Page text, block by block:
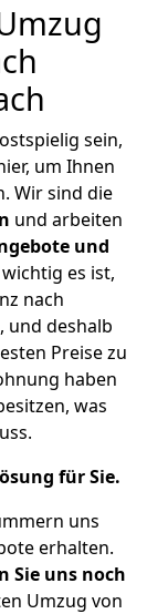
sein,
um Ihnen
Wir sind die
und arbeiten
und
es ist,
nach
und deshalb
Preise zu
haben
was
für Sie.
uns
erhalten.
Sie uns noch
Umzug von